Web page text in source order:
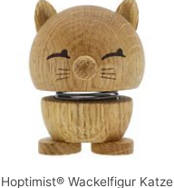
Hoptimist® Wackelfigur Katze